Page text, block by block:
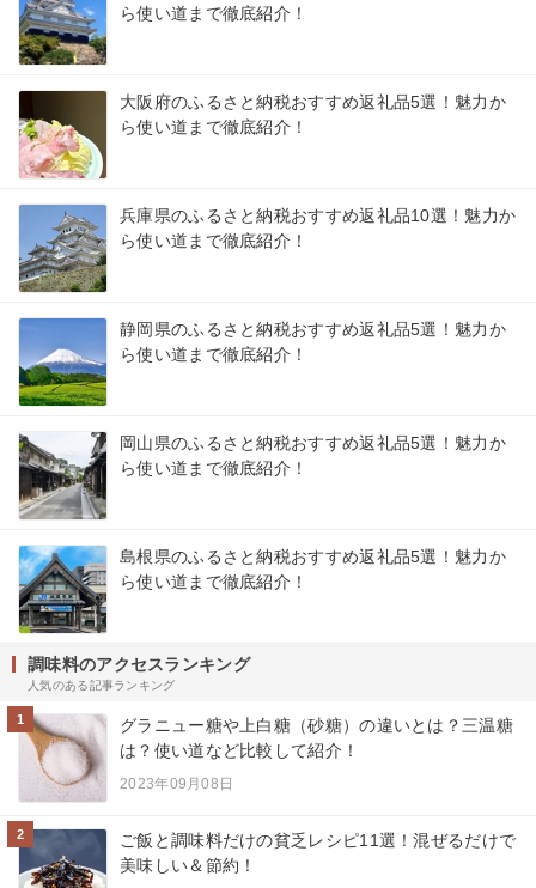
ら使い道まで徹底紹介！
大阪府のふるさと納税おすすめ返礼品5選！魅力か
ら使い道まで徹底紹介！
兵庫県のふるさと納税おすすめ返礼品10選！魅力か
ら使い道まで徹底紹介！
静岡県のふるさと納税おすすめ返礼品5選！魅力か
ら使い道まで徹底紹介！
岡山県のふるさと納税おすすめ返礼品5選！魅力か
ら使い道まで徹底紹介！
島根県のふるさと納税おすすめ返礼品5選！魅力か
ら使い道まで徹底紹介！
調味料のアクセスランキング
人気のある記事ランキング
1
グラニュー糖や上白糖（砂糖）の違いとは？三温糖
は？使い道など比較して紹介！
2023年09月08日
2
ご飯と調味料だけの貧乏レシピ11選！混ぜるだけで
美味しい＆節約！